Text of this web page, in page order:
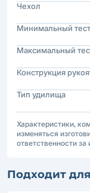
Чехол
Минимальный тест
Максимальный
Конструкция
Тип удилища
Характеристики,
изменяться
ответственности
Подходит